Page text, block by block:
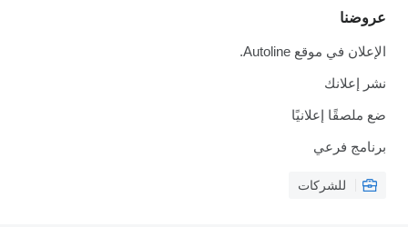
عروضنا
الإعلان في موقع Autoline.
نشر إعلانك
ضع ملصقًا إعلانيًا
برنامج فرعي
للشركات